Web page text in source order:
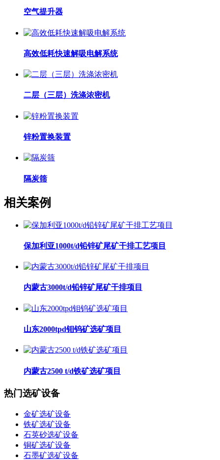
空气提升器
高效低耗快速解吸电解系统
二层（三层）洗涤浓密机
锌粉置换装置
隔炭筛
相关案例
保加利亚1000t/d铅锌矿尾矿干排工艺项目
内蒙古3000t/d铅锌矿尾矿干排项目
山东2000tpd钼钨矿选矿项目
内蒙古2500 t/d铁矿选矿项目
热门选矿设备
金矿选矿设备
铁矿选矿设备
石英砂选矿设备
铜矿选矿设备
石墨矿选矿设备